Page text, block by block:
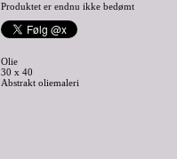
Produktet er endnu ikke bedømt
Olie
30 x 40
Abstrakt oliemaleri